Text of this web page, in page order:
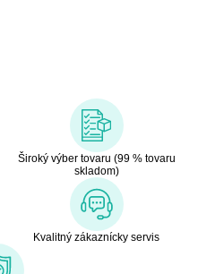
Široký výber tovaru (99 % tovaru
skladom)
Kvalitný zákaznícky servis